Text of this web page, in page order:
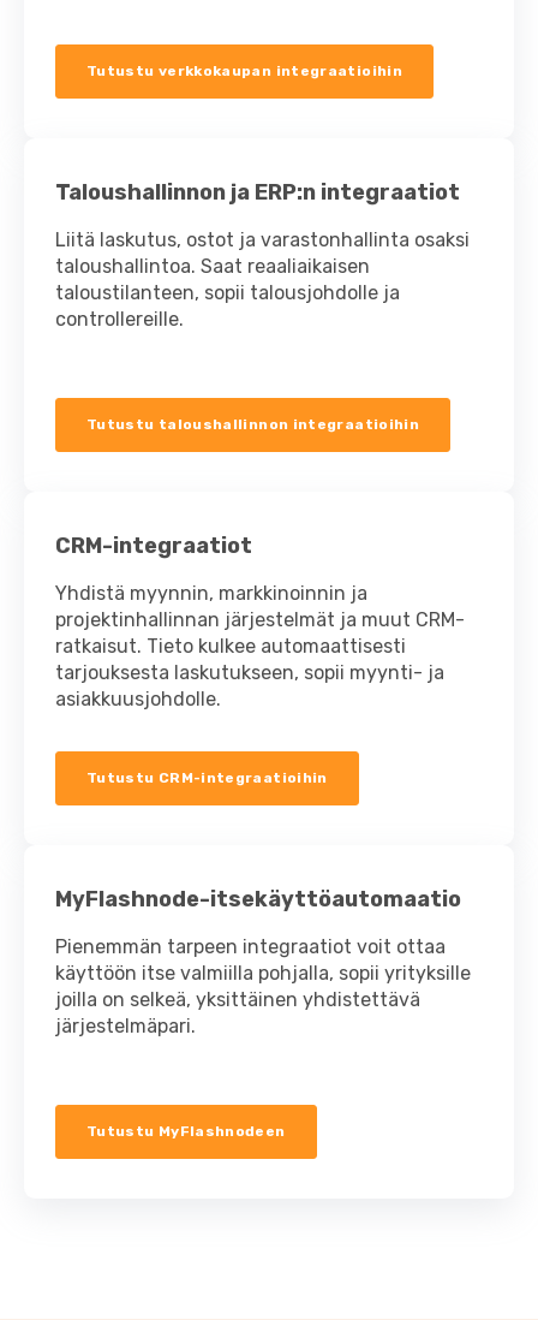
Tutustu verkkokaupan integraatioihin
Taloushallinnon ja ERP:n integraatiot
Liitä laskutus, ostot ja varastonhallinta osaksi
taloushallintoa. Saat reaaliaikaisen
taloustilanteen, sopii talousjohdolle ja
controllereille.
Tutustu taloushallinnon integraatioihin
CRM-integraatiot
Yhdistä myynnin, markkinoinnin ja
projektinhallinnan järjestelmät ja muut CRM-
ratkaisut. Tieto kulkee automaattisesti
tarjouksesta laskutukseen, sopii myynti- ja
asiakkuusjohdolle.
Tutustu CRM-integraatioihin
MyFlashnode-itsekäyttöautomaatio
Pienemmän tarpeen integraatiot voit ottaa
käyttöön itse valmiilla pohjalla, sopii yrityksille
joilla on selkeä, yksittäinen yhdistettävä
järjestelmäpari.
Tutustu MyFlashnodeen